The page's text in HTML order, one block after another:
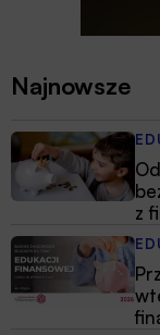
Najnowsze
z